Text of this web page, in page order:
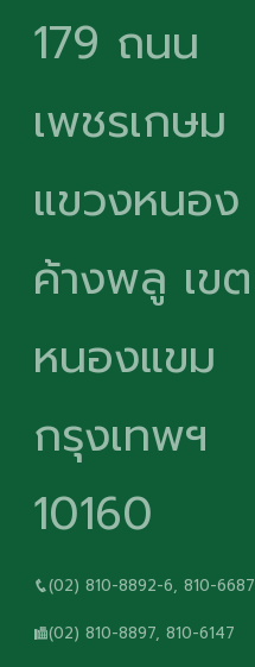
179 ถนน
เพชรเกษม
แขวงหนอง
ค้างพลู เขต
หนองแขม
กรุงเทพฯ
10160
(02) 810-8892-6, 810-6687
(02) 810-8897, 810-6147